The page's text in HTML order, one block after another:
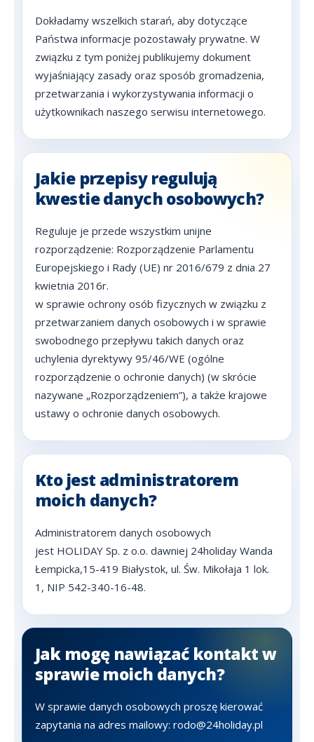
Dokładamy wszelkich starań, aby dotyczące
Państwa informacje pozostawały prywatne. W
związku z tym poniżej publikujemy dokument
wyjaśniający zasady oraz sposób gromadzenia,
przetwarzania i wykorzystywania informacji o
użytkownikach naszego serwisu internetowego.
Jakie przepisy regulują
kwestie danych osobowych?
Reguluje je przede wszystkim unijne
rozporządzenie: Rozporządzenie Parlamentu
Europejskiego i Rady (UE) nr 2016/679 z dnia 27
kwietnia 2016r.
w sprawie ochrony osób fizycznych w związku z
przetwarzaniem danych osobowych i w sprawie
swobodnego przepływu takich danych oraz
uchylenia dyrektywy 95/46/WE (ogólne
rozporządzenie o ochronie danych) (w skrócie
nazywane „Rozporządzeniem”), a także krajowe
ustawy o ochronie danych osobowych.
Kto jest administratorem
moich danych?
Administratorem danych osobowych
jest HOLIDAY Sp. z o.o. dawniej 24holiday Wanda
Łempicka,15-419 Białystok, ul. Św. Mikołaja 1 lok.
1, NIP 542-340-16-48.
Jak mogę nawiązać kontakt w
sprawie moich danych?
W sprawie danych osobowych proszę kierować
zapytania na adres mailowy: rodo@24holiday.pl